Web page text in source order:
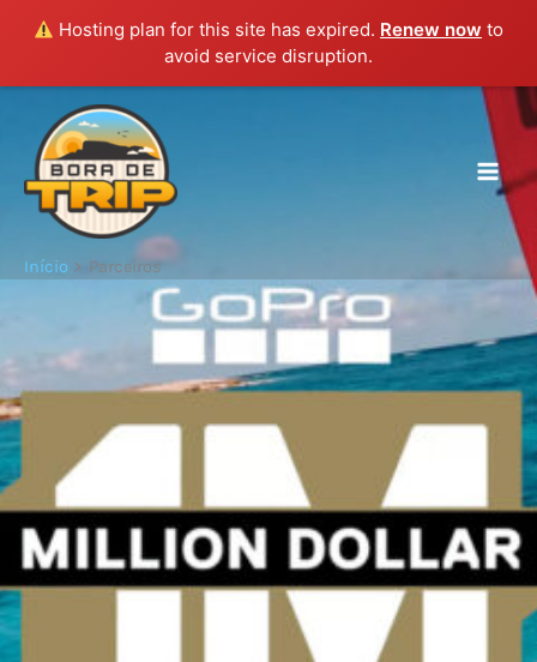
Hosting plan for this site has expired. Renew now to
avoid service disruption.
conteúdo
Início Parceiros